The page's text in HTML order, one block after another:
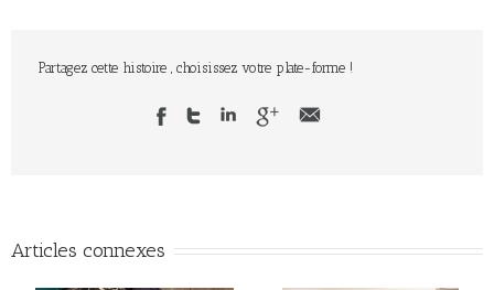
Partagez cette histoire , choisissez votre plate-forme !
Articles connexes